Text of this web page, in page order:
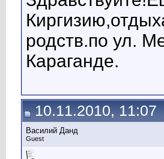
родств.по ул.
Караганде.
10.11.2010, 11:07
Василий Данд
Guest